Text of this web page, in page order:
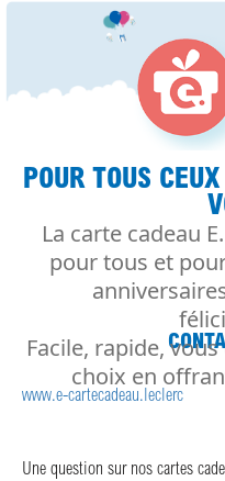
POUR TOUS
La carte cadeau
pour tous et
Facile, rapide,
choix en
www.e-cartecadeau.leclerc
Une question sur nos cartes